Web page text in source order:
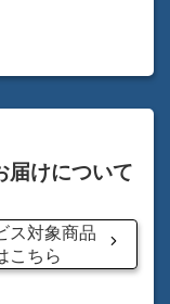
届けについて
ス対象商品
こちら